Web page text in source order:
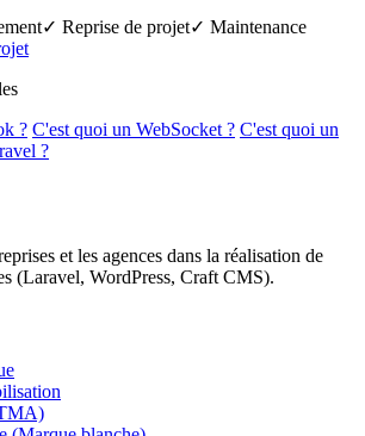
✓ Reprise de projet✓ Maintenance
? C'est quoi un WebSocket ? C'est quoi un
?
et les agences dans la réalisation de
(Laravel, WordPress, Craft CMS).